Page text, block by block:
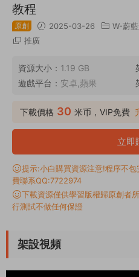
教程
原創 2025-03-26 W-蔚
推廣
資源大小： 1.19 GB
遊戲平台： 安卓,蘋果
下載價格 30 米币，VIP免費
立即
提示:小白購買資源注意!程序不
費聯系QQ:7722974
下載資源僅供學習版權歸原創者
行測試不做任何保證
架設視頻